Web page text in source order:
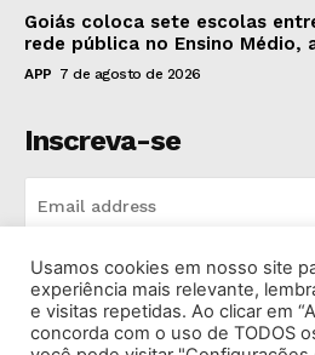
Goiás coloca sete escolas
rede pública no Ensino Médio,
APP 7 de agosto de 2026
Inscreva-se
INSCREVA-SE
I've read and accept the Privacy
Usamos cookies em nosso site
experiência mais relevante,
e visitas repetidas. Ao clicar em
concorda com o uso de TODOS